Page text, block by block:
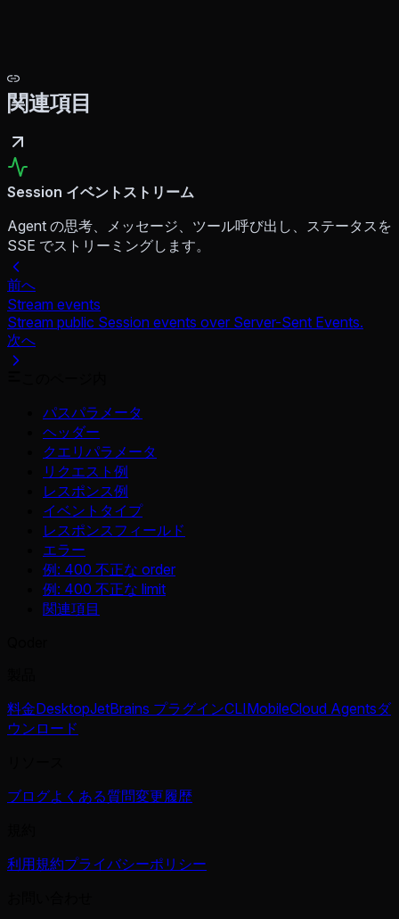
関連項目
Session イベントストリーム
Agent の思考、メッセージ、ツール呼び出し、ステータスを
SSE でストリーミングします。
前へ
Stream events
Stream public Session events over Server-Sent Events.
次へ
パスパラメータ
ヘッダー
クエリパラメータ
リクエスト例
レスポンス例
イベントタイプ
レスポンスフィールド
エラー
例: 400 不正な order
例: 400 不正な limit
関連項目
料金DesktopJetBrains プラグインCLIMobileCloud Agentsダ
ウンロード
ブログよくある質問変更履歴
利用規約プライバシーポリシー